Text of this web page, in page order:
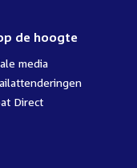
de hoogte
media
Direct